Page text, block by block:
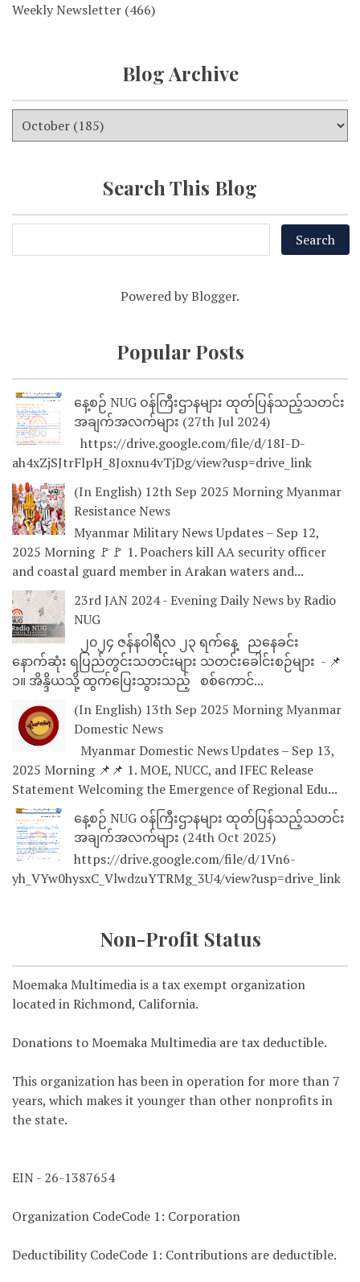
Weekly Newsletter (466)
Blog Archive
Search This Blog
Powered byBlogger.
Popular Posts
နေ့စဉ် NUG ဝန်ကြီးဌာနများ ထုတ်ပြန်သည့်သတင်း
အချက်အလက်များ (27th Jul 2024)
https://drive.google.com/file/d/18I-D-
ah4xZjSJtrFlpH_8Joxnu4vTjDg/view?usp=drive_link
(In English) 12th Sep 2025 Morning Myanmar
Resistance News
Myanmar Military News Updates – Sep 12,
2025 Morning 🚩🚩 1. Poachers kill AA security officer
and coastal guard member in Arakan waters and...
23rd JAN 2024 - Evening Daily News by Radio
NUG
၂၀၂၄ ဇန်နဝါရီလ ၂၃ ရက်နေ့ ညနေခင်း
နောက်ဆုံး ရပြည်တွင်းသတင်းများ သတင်းခေါင်းစဉ်များ - 📌
၁။ အိန္ဒိယသို့ ထွက်ပြေးသွားသည့် စစ်ကောင်...
(In English) 13th Sep 2025 Morning Myanmar
Domestic News
Myanmar Domestic News Updates – Sep 13,
2025 Morning 📌📌 1. MOE, NUCC, and IFEC Release
Statement Welcoming the Emergence of Regional Edu...
နေ့စဉ် NUG ဝန်ကြီးဌာနများ ထုတ်ပြန်သည့်သတင်း
အချက်အလက်များ (24th Oct 2025)
https://drive.google.com/file/d/1Vn6-
yh_VYw0hysxC_VlwdzuYTRMg_3U4/view?usp=drive_link
Non-Profit Status
Moemaka Multimedia is a tax exempt organization
located in Richmond, California.
Donations to Moemaka Multimedia are tax deductible.
This organization has been in operation for more than 7
years, which makes it younger than other nonprofits in
the state.
EIN - 26-1387654
Organization CodeCode 1: Corporation
Deductibility CodeCode 1: Contributions are deductible.